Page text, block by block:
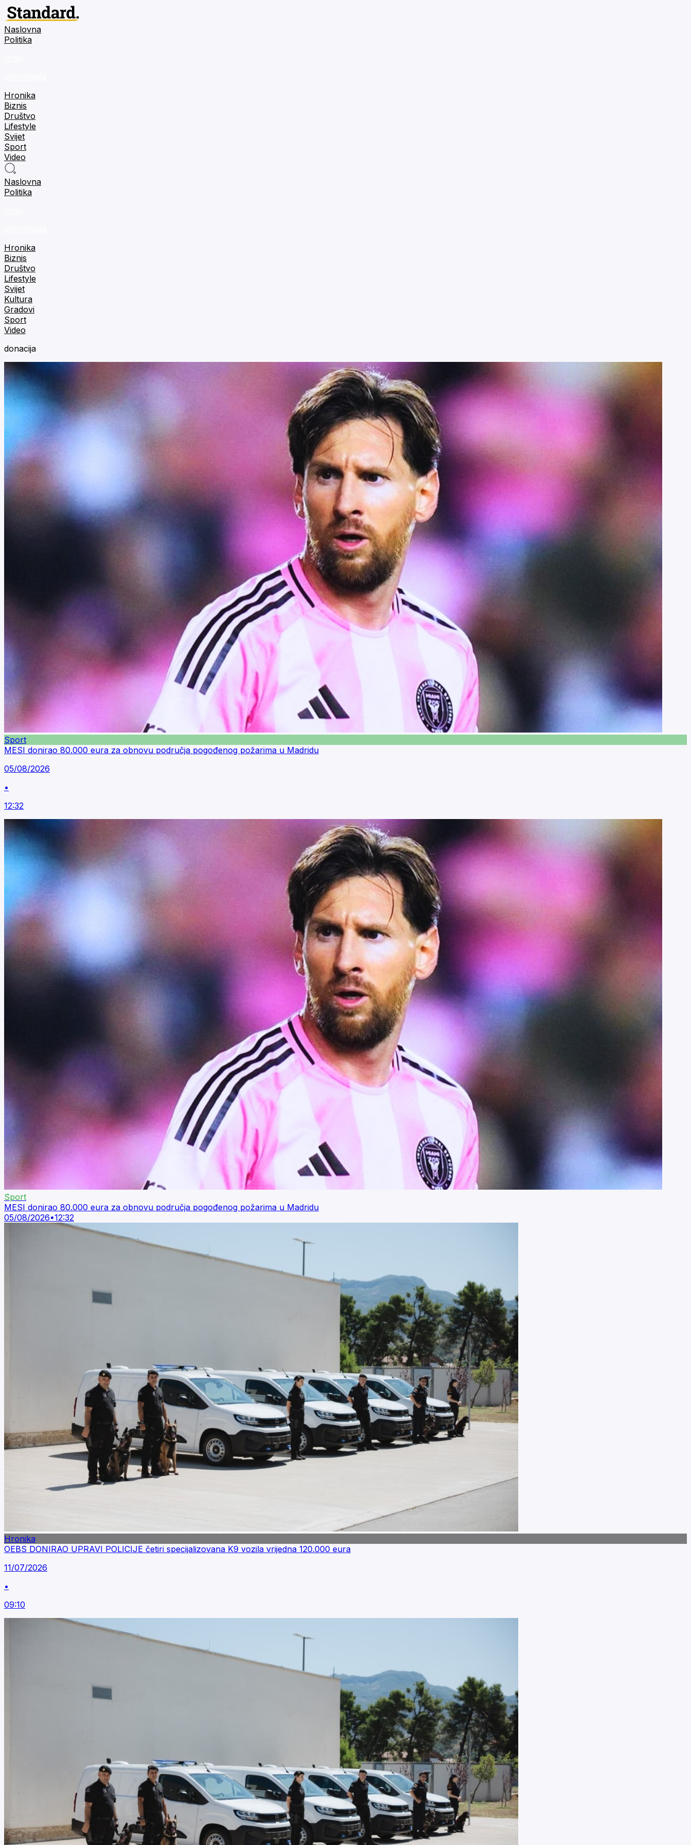
Naslovna
Politika
Hronika
Biznis
Društvo
Lifestyle
Svijet
Sport
Video
Naslovna
Politika
Hronika
Biznis
Društvo
Lifestyle
Svijet
Kultura
Gradovi
Sport
Video
donacija
Sport
MESI donirao 80.000 eura za obnovu područja pogođenog požarima u Madridu
05/08/2026
•
12:32
Sport
MESI donirao 80.000 eura za obnovu područja pogođenog požarima u Madridu
05/08/2026•12:32
Hronika
OEBS DONIRAO UPRAVI POLICIJE četiri specijalizovana K9 vozila vrijedna 120.000 eura
11/07/2026
•
09:10